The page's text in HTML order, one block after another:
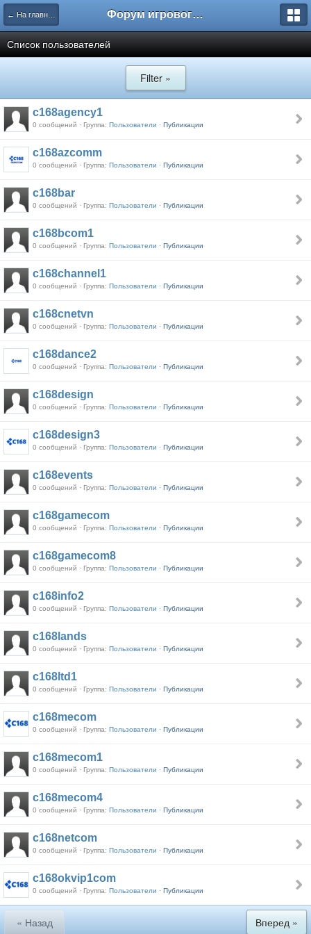
← На главную Форум игрового проекта Riverrise
Список пользователей
Filter »
c168agency1
0 сообщений · Группа: Пользователи · Публикации
c168azcomm
0 сообщений · Группа: Пользователи · Публикации
c168bar
0 сообщений · Группа: Пользователи · Публикации
c168bcom1
0 сообщений · Группа: Пользователи · Публикации
c168channel1
0 сообщений · Группа: Пользователи · Публикации
c168cnetvn
0 сообщений · Группа: Пользователи · Публикации
c168dance2
0 сообщений · Группа: Пользователи · Публикации
c168design
0 сообщений · Группа: Пользователи · Публикации
c168design3
0 сообщений · Группа: Пользователи · Публикации
c168events
0 сообщений · Группа: Пользователи · Публикации
c168gamecom
0 сообщений · Группа: Пользователи · Публикации
c168gamecom8
0 сообщений · Группа: Пользователи · Публикации
c168info2
0 сообщений · Группа: Пользователи · Публикации
c168lands
0 сообщений · Группа: Пользователи · Публикации
c168ltd1
0 сообщений · Группа: Пользователи · Публикации
c168mecom
0 сообщений · Группа: Пользователи · Публикации
c168mecom1
0 сообщений · Группа: Пользователи · Публикации
c168mecom4
0 сообщений · Группа: Пользователи · Публикации
c168netcom
0 сообщений · Группа: Пользователи · Публикации
c168okvip1com
0 сообщений · Группа: Пользователи · Публикации
« Назад Вперед »